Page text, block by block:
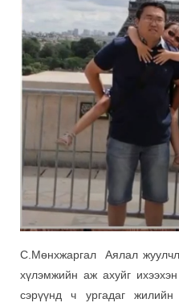
С.Мөнхжаргал Аялал
хүлэмжийн аж ахуйг
сэрүүнд ч ургадаг жилийн